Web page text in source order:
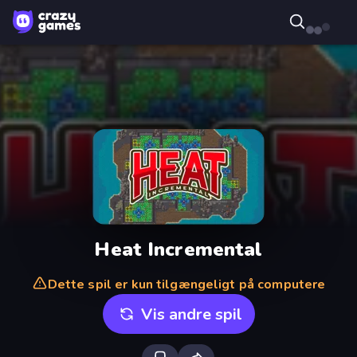
Heat Incremental
Dette spil er kun tilgængeligt på computere
Vis andre spil